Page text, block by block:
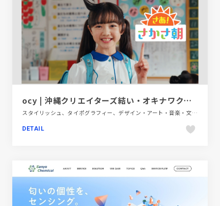
ocy | 沖縄クリエイターズ結い・オキナワクリエイターズユイ
スタイリッシュ、タイポグラフィー、デザイン・アート・音楽・文芸、ブランド・サービスサイト、ブルー系、ポップ、地域・団体・活動
DETAIL